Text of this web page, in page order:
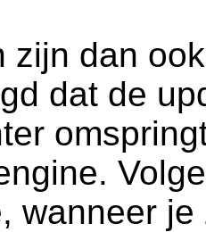
zijn dan
dat de
wanneer